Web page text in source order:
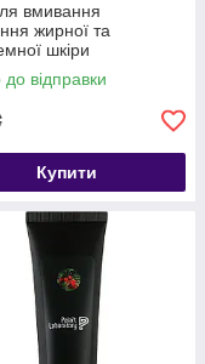
вмивання
жирної та
шкіри
до відправки
Купити